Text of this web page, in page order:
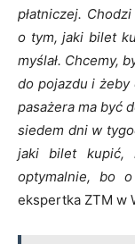
płatniczej.
o tym, jaki bilet
myślał. Chcemy,
do pojazdu i żeby
pasażera ma być
siedem dni w
jaki bilet kupić,
optymalnie, bo
ekspertka ZTM w